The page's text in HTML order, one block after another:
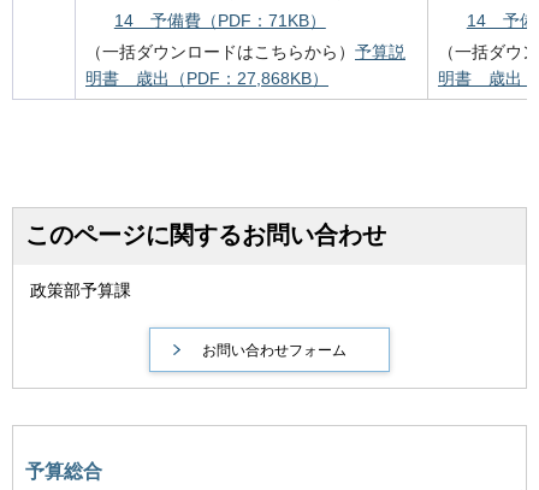
14 予備費（PDF：71KB）
（一括ダウンロードはこちらから） 予算説
明書 歳出（PDF：27,868KB）
14 予備
（一括ダウ
明書 歳出（
このページに関するお問い合わせ
政策部予算課
予算総合